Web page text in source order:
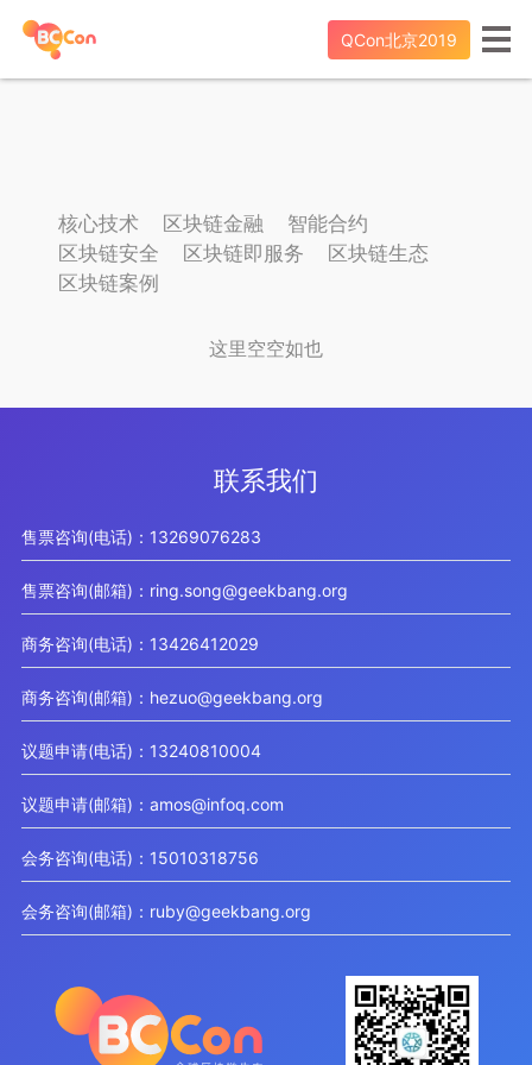
QCon北京2019
核心技术 区块链金融
智能合约
区块链安全
区块链即服务
区块链生态
区块链案例
这里空空如也
联系我们
售票咨询(电话)：13269076283
售票咨询(邮箱)：ring.song@geekbang.org
商务咨询(电话)：13426412029
商务咨询(邮箱)：hezuo@geekbang.org
议题申请(电话)：13240810004
议题申请(邮箱)：amos@infoq.com
会务咨询(电话)：15010318756
会务咨询(邮箱)：ruby@geekbang.org